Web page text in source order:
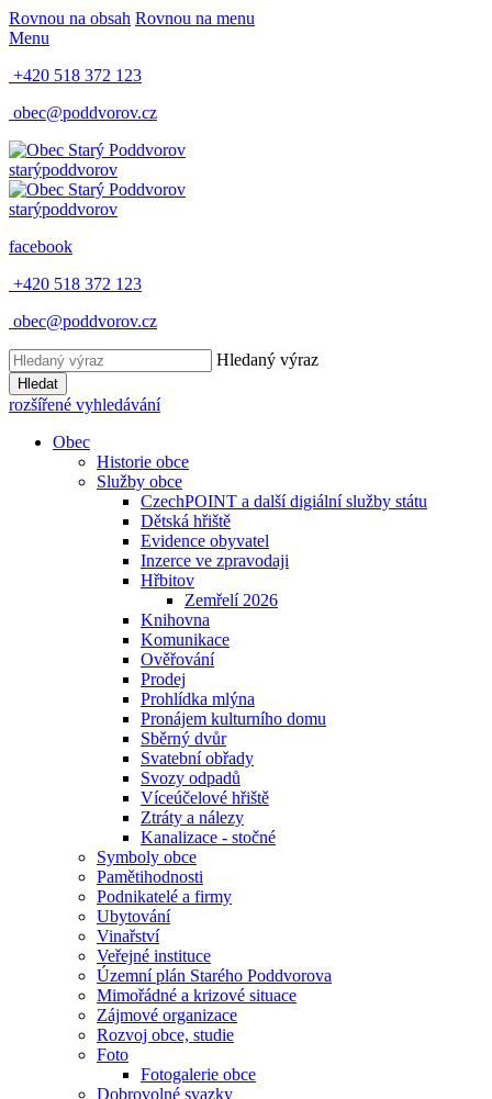
Rovnou na obsah Rovnou na menu
Menu
+420 518 372 123
obec@poddvorov.cz
starýpoddvorov
starýpoddvorov
facebook
+420 518 372 123
obec@poddvorov.cz
Hledaný výraz
Hledat
rozšířené vyhledávání
Obec
Historie obce
Služby obce
CzechPOINT a další digiální služby státu
Dětská hřiště
Evidence obyvatel
Inzerce ve zpravodaji
Hřbitov
Zemřelí 2026
Knihovna
Komunikace
Ověřování
Prodej
Prohlídka mlýna
Pronájem kulturního domu
Sběrný dvůr
Svatební obřady
Svozy odpadů
Víceúčelové hřiště
Ztráty a nálezy
Kanalizace - stočné
Symboly obce
Pamětihodnosti
Podnikatelé a firmy
Ubytování
Vinařství
Veřejné instituce
Územní plán Starého Poddvorova
Mimořádné a krizové situace
Zájmové organizace
Rozvoj obce, studie
Foto
Fotogalerie obce
Dobrovolné svazky